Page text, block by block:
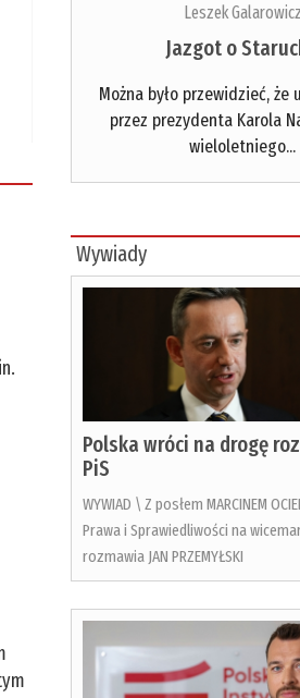
Leszek Galarowicz
Jazgot o
Można było przewidzieć, że
przez prezydenta Karola
wieloletniego...
Wywiady
Polska wróci na drogę
PiS
WYWIAD \ Z posłem MARCINEM
Prawa i Sprawiedliwości na
rozmawia JAN PRZEMYŁSKI